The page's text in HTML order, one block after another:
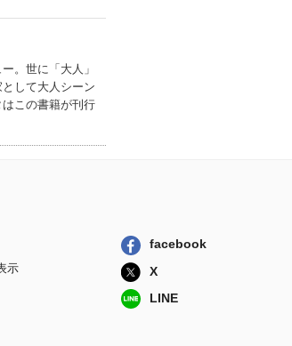
。世に「大人」
して大人シーン
この書籍が刊行
示
facebook
X
LINE